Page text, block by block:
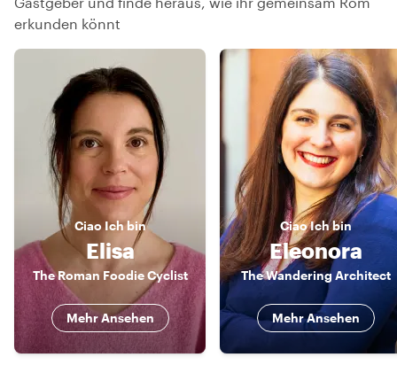
erkunden könnt
Ciao Ich bin
Elisa
The Roman Foodie Cyclist
Mehr Ansehen
CiaoIch bin
Eleonora
The Wandering Architect
Mehr Ansehen